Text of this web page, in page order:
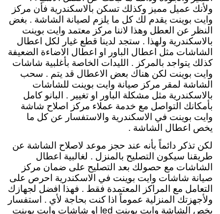
ولأنك عميل مميز وكذلك تسكن بالاسكندرية فأن مركز
وايت بوينت يقدم لك كل ما يلزم لصيانة الشاشة . بغض
النظر عن العطل وهذا لاننا مركز معتمد وايت بوينت
بالاسكندرية ولهذا . ستجد لدينا قطع غيار لكل اعطال
الشاشات مثل اعطال الباور او اعطال الاضاءة الضعيفة
كذلك يتواجد بالمركز . الليدات الخاصة بأغلبية شاشات
وايت بوينت لكن هناك بعض الاعطال قد يتم . سحب
الشاشة لمقر مركز صيانة وايت بوينت للشاشات
بالاسكندرية مثل مشكلة الباور او تغيير . البانو كامل
بأمكانك التواصل مع خدمة عملاء مركز اصلاح شاشة
وايت بوينت في الاسكندرية والاستفسار عن كل ما
يخص اعطال الشاشة .
لكن تذكر دائماً بأنه عند حجز موعد لاصلاح الشاشة عن
طريقنا سيكون التصليح بالمنزل . لغالبية اعطال
الشاشات مع حصولك بعد التصليح على ضمان مركز
صيانة شاشات وايت بوينت في الاسكندرية احرص على
التعامل مع المراكز المعتمدة فقط . فهذا افضل لجهازك
ولأجهزتك المنزلية عموماً اذا كنت بحاجة لأي . استفسار
يخص الشاشة وايت بوينت led او شاشات وايت بوينت